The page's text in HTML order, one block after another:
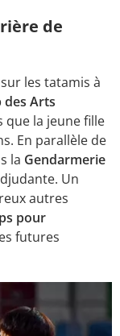
de
les tatamis à
des Arts
que la jeune fille
En parallèle de
la Gendarmerie
Un
autres
pour
futures